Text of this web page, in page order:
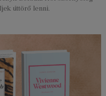
úttörő lenni.